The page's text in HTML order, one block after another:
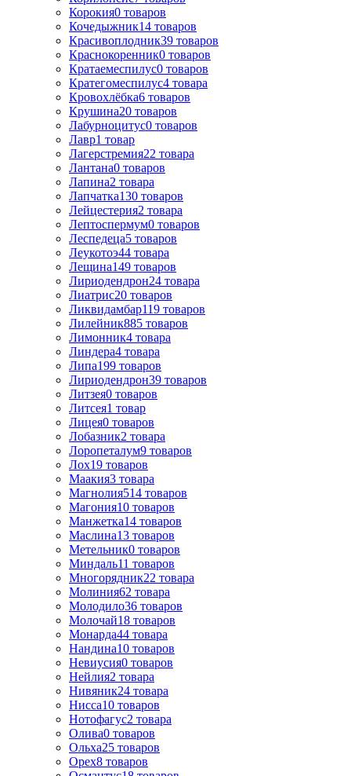
Корокия0 товаров
Кочедыжник14 товаров
Красивоплодник39 товаров
Краснокоренник0 товаров
Кратаемеспилус0 товаров
Кратегомеспилус4 товара
Кровохлёбка6 товаров
Крушина20 товаров
Лабурноцитус0 товаров
Лавр1 товар
Лагерстремия22 товара
Лантана0 товаров
Лапина2 товара
Лапчатка130 товаров
Лейцестерия2 товара
Лептоспермум0 товаров
Леспедеца5 товаров
Леукотоэ44 товара
Лещина149 товаров
Лиpиодендpон24 товара
Лиатрис20 товаров
Ликвидамбар119 товаров
Лилейник885 товаров
Лимонник4 товара
Линдера4 товара
Липа199 товаров
Лириодендрон39 товаров
Литзея0 товаров
Литсея1 товар
Лицея0 товаров
Лобазник2 товара
Лоропеталум9 товаров
Лох19 товаров
Маакия3 товара
Магнолия514 товаров
Магония10 товаров
Манжетка14 товаров
Маслина13 товаров
Метельник0 товаров
Миндаль11 товаров
Многорядник22 товара
Молиния62 товара
Молодило36 товаров
Молочай18 товаров
Монарда44 товара
Нандина10 товаров
Невиусия0 товаров
Нейлия2 товара
Нивяник24 товара
Нисса10 товаров
Нотофагус2 товара
Олива0 товаров
Ольха25 товаров
Орех8 товаров